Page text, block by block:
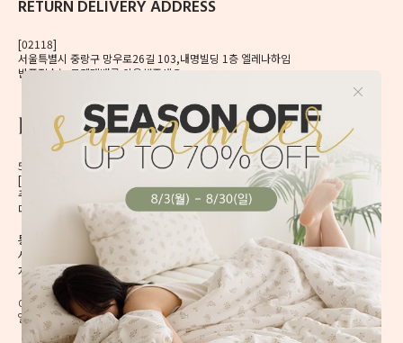
RETURN DELIVERY ADDRESS
[02118]
서울특별시 중랑구 망우로26길 103,내명빌딩 1층 엘레나하임
반품접수는 로젠택배를 이용해주세요.
56, Mangu-ro, Dongdaemun-gu, Seoul, Korea
[02496] 서울시 동대문구 망우로 56 이앤제이빌딩 6층
주식회사 이앤제이디자인
대표자 이재혁, 이예은
통신판매신고번호 2020-서울동대문-0224호
[CHECK]
사업자등록번호 413-86-01738
개인정보관리책임자 이예은,enjdesign@naver.com
COPYRIGHT @ ELENAHEIM. ALL RIGHT RESERVED.
엘레나 하임의 모든 디자인과 내용은 무단 도용할 수 없습니다.